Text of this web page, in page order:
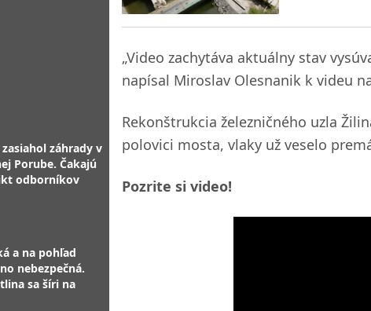
záhrady v
Porube. Čakajú
odborníkov
a na pohľad
nebezpečná.
sa šíri na
„Video zachytáva aktuálny stav
napísal Miroslav Olesnanik k videu
Rekonštrukcia železničného uzla
polovici mosta, vlaky už veselo
Pozrite si video!